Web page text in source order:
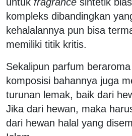
kompleks dibandingkan
kehalalannya pun bisa
memiliki titik kritis.
Sekalipun parfum
komposisi bahannya juga
turunan lemak, baik dari
Jika dari hewan, maka
dari hewan halal yang